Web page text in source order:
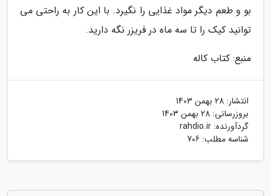
بو و طعم دیگر مواد غذایی را نگیرد. با این کار به راحتی می
توانید کیک را تا سه ماه در فریزر نگه دارید.
منبع: کتاب کاله
انتشار: 28 بهمن 1403
بروزرسانی: 28 بهمن 1403
گردآورنده: rahdio.ir
شناسه مطلب: 706